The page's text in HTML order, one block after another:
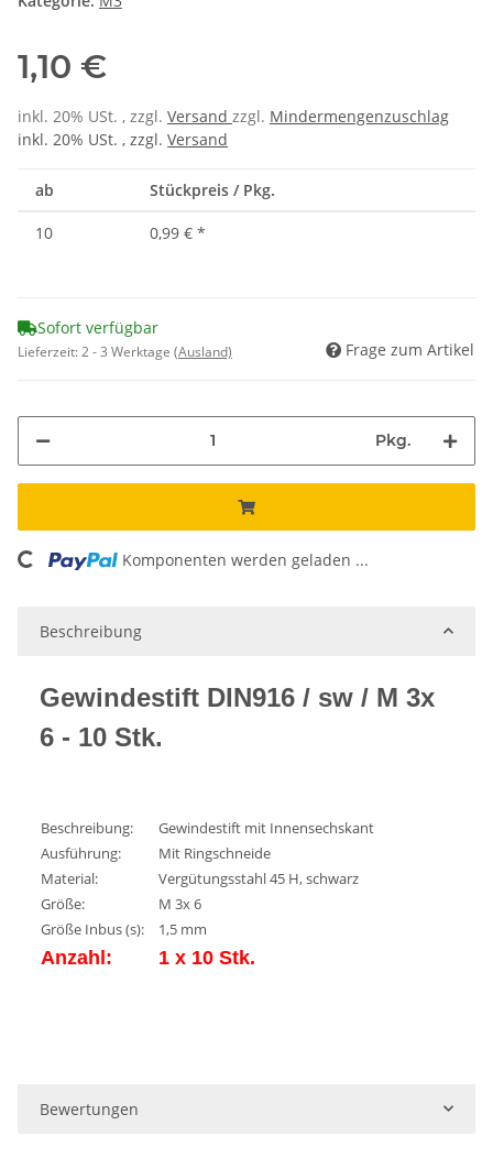
1,10 €
inkl. 20% USt. , zzgl. Versand zzgl. Mindermengenzuschlag
inkl. 20% USt. , zzgl. Versand
ab Stückpreis / Pkg.
10 0,99 € *
Sofort verfügbar
Lieferzeit:2 - 3 Werktage (Ausland) Frage zum Artikel
Pkg.
Komponenten werden geladen ...
Beschreibung
Gewindestift DIN916 / sw / M 3x
6 - 10 Stk.
Beschreibung:
Gewindestift mit Innensechskant
Ausführung:
Mit Ringschneide
Material:
Vergütungsstahl 45 H, schwarz
Größe:
M 3x 6
Größe Inbus (s):
1,5 mm
Anzahl: 1 x 10 Stk.
Bewertungen